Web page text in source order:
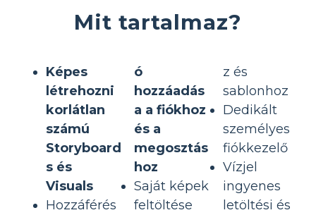
Mit tartalmaz?
Képes
létrehozni
korlátlan
számú
Storyboard
s és
Visuals
Hozzáférés
ó
hozzáadás
a a fiókhoz
és a
megosztás
hoz
Saját képek
feltöltése
z és
sablonhoz
Dedikált
személyes
fiókkezelő
Vízjel
ingyenes
letöltési és